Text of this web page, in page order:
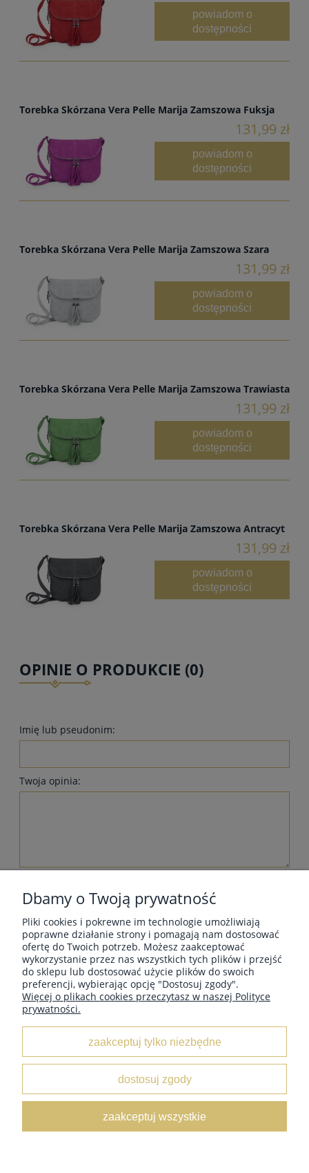
powiadom o
dostępności
Torebka Skórzana Vera Pelle Marija Zamszowa Fuksja
131,99 zł
powiadom o
dostępności
Torebka Skórzana Vera Pelle Marija Zamszowa Szara
131,99 zł
powiadom o
dostępności
Torebka Skórzana Vera Pelle Marija Zamszowa Trawiasta
131,99 zł
powiadom o
dostępności
Torebka Skórzana Vera Pelle Marija Zamszowa Antracyt
131,99 zł
powiadom o
dostępności
OPINIE O PRODUKCIE (0)
Imię lub pseudonim:
Twoja opinia:
MOJE KONTO
O NAS
Wólka Kosowska /NIP:5222833654 /Tel:
mail:sklep@leatherbox.pl
Dbamy o Twoją prywatność
Pliki cookies i pokrewne im technologie umożliwiają
poprawne działanie strony i pomagają nam dostosować
ofertę do Twoich potrzeb. Możesz zaakceptować
wykorzystanie przez nas wszystkich tych plików i przejść
do sklepu lub dostosować użycie plików do swoich
preferencji, wybierając opcję "Dostosuj zgody".
Więcej o plikach cookies przeczytasz w naszej Polityce
prywatności.
zaakceptuj tylko niezbędne
dostosuj zgody
zaakceptuj wszystkie